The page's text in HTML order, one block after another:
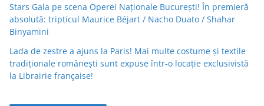
Stars Gala pe scena Operei Naționale București! În premieră
absolută: tripticul Maurice Béjart / Nacho Duato / Shahar
Binyamini
Lada de zestre a ajuns la Paris! Mai multe costume și textile
tradiționale românești sunt expuse într-o locație exclusivistă
la Librairie française!